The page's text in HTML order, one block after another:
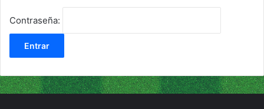
Contraseña: